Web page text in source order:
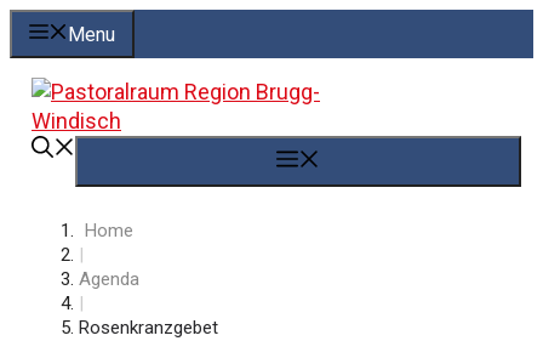
Springe
zum
Inhalt
Menu
Home
|
Agenda
|
Rosenkranzgebet